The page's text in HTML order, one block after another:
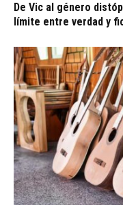
De Vic al género
límite entre verdad y